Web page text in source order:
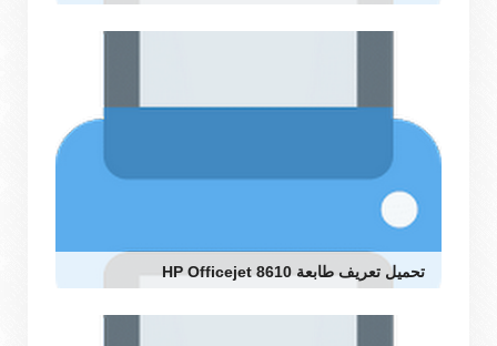
تحميل تعريف طابعة HP Officejet 8610